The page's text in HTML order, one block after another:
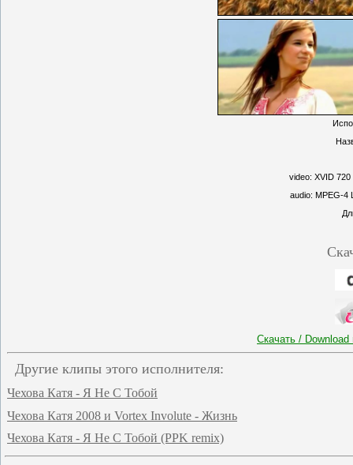
video: XVID
audio: MPEG-4
Скачать / Download
Другие клипы этого исполнителя:
Чехова Катя - Я Не С Тобой
Чехова Катя 2008 и Vortex Involute - Жизнь
Чехова Катя - Я Не С Тобой (PPK remix)